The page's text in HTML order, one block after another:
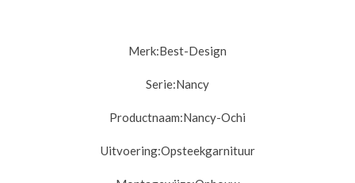
Merk:Best-Design
Serie:Nancy
Productnaam:Nancy-Ochi
Uitvoering:Opsteekgarnituur